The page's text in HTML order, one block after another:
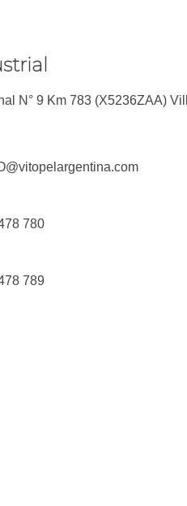
N° 9 Km 783 (X5236ZAA)
780​
789​